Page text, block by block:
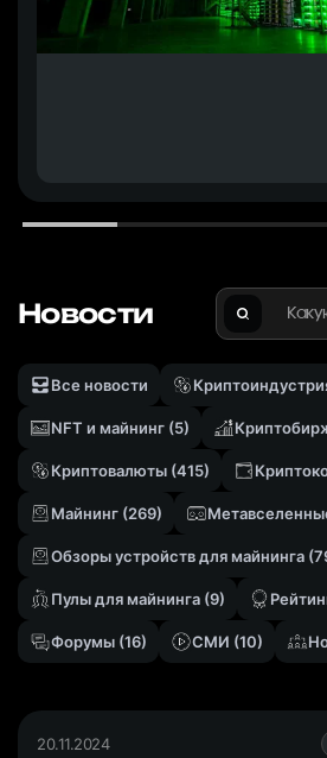
Новости Найти
Все новости
NFT и майнинг (5)
Криптовалюты (415)
Майнинг (269)
Обзоры устройств для майнинга
Пулы для майнинга (9)
Форумы (16) СМИ (10)
20.11.2024